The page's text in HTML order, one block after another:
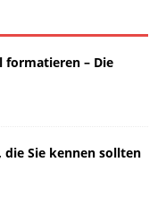
formatieren – Die
Sie kennen sollten